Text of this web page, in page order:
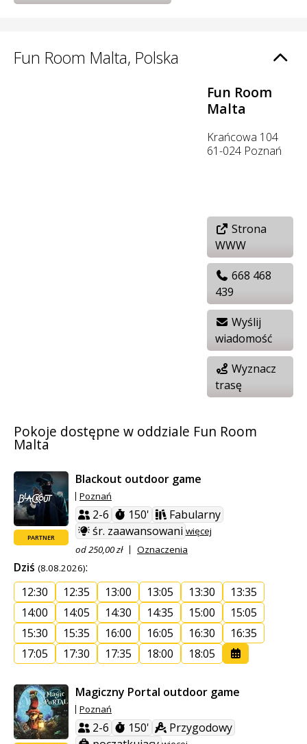
Fun Room Malta, Polska
Fun Room
Malta
Krańcowa 104
61-024 Poznań
Strona
WWW
668 468
439
Wyślij
wiadomość
Wyznacz
trasę
Pokoje dostępne w oddziale Fun Room
Malta
PARTNER
Blackout outdoor game
Poznań
2-6 150'
Fabularny
śr. zaawansowani więcej
od 250,00 zł
Oznaczenia
Dziś (8.08.2026):
12:30
12:35 13:00 13:05 13:30
13:35
14:00
14:05 14:30 14:35 15:00
15:05
15:30
15:35 16:00 16:05 16:30
16:35
17:05
17:30 17:35 18:00 18:05
Magiczny Portal outdoor game
Poznań
2-6 150'
Przygodowy